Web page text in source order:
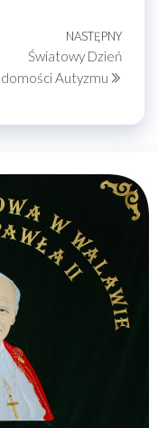
wpis
NASTĘPNY
Światowy Dzień
Autyzmu